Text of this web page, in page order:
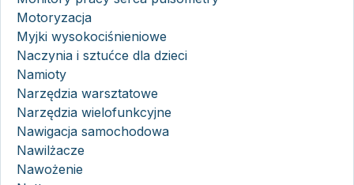
Motoryzacja
Myjki wysokociśnieniowe
Naczynia i sztućce dla dzieci
Namioty
Narzędzia warsztatowe
Narzędzia wielofunkcyjne
Nawigacja samochodowa
Nawilżacze
Nawożenie